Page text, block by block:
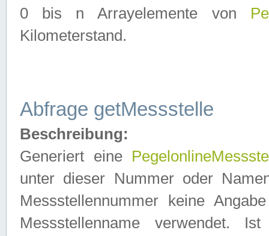
0 bis n Arrayelemente von
Kilometerstand.
Abfrage getMessstelle
Beschreibung:
Generiert eine
unter dieser Nummer oder
Messstellennummer keine
Messstellenname verwendet.